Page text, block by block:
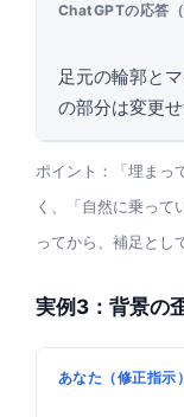
ChatGPTの応答（
足元の輪郭と
の部分は変更せ
ポイント：「埋まっ
く、「自然に乗って
ってから、補足とし
実例3：背景の
あなた（修正指示）